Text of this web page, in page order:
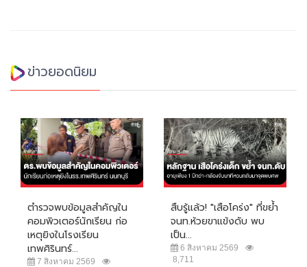
ข่าวยอดนิยม
ตำรวจพบข้อมูลสำคัญใน
คอมพิวเตอร์นักเรียน ก่อ
เหตุยิงในโรงเรียน
เทพศิรินทร์...
7 สิงหาคม 2569
สืบรู้แล้ว! "เสือโคร่ง" ที่ขย้ำ
จนท.ห้วยขาแข้งดับ พบ
เป็น...
6 สิงหาคม 2569
8,711